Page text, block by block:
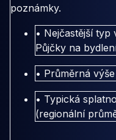
poznámky.
• Nejčastější
Půjčky na
• Průměrná
• Typická
(regionální